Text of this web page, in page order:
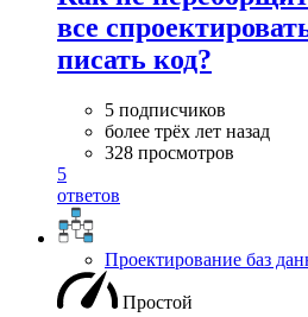
все
писать код?
5 подписчиков
более трёх лет назад
328 просмотров
5
ответов
Проектирование баз
Простой